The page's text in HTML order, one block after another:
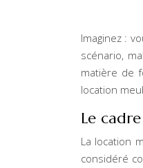
Imaginez :
scénario,
matière de
location
Le
La location
considéré